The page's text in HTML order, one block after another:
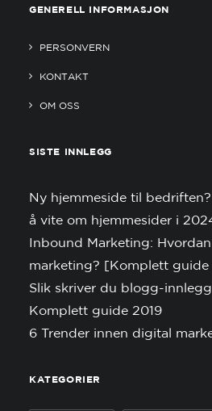
GENERELL INFORMASJON
PERSONVERN
KONTAKT
OM OSS
SISTE INNLEGG
Ny hjemmeside til
å vite om hjemmesider i
Inbound Marketing:
marketing? [Komplett guide
Slik skriver du blogg-
Komplett guide 2019
6 Trender innen digital
KATEGORIER